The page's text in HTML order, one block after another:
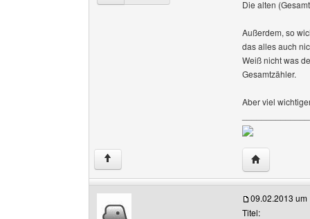
Die alten
Außerdem, so
das alles auch
Weiß nicht was
Gesamtzähler.
Aber viel
↑ Website
09.02.2013 um
Titel: